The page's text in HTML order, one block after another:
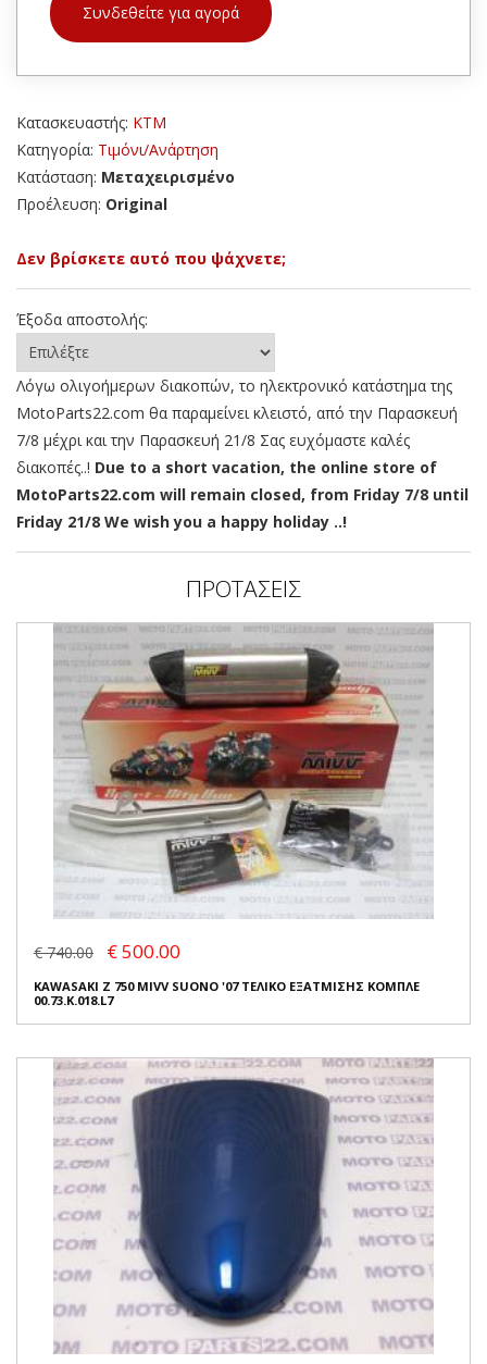
Συνδεθείτε για αγορά
Κατασκευαστής: KTM
Κατηγορία: Τιμόνι/Ανάρτηση
Κατάσταση: Μεταχειρισμένο
Προέλευση: Original
Δεν βρίσκετε αυτό που ψάχνετε;
Έξοδα αποστολής:
Λόγω ολιγοήμερων διακοπών, το ηλεκτρονικό κατάστημα της
MotoParts22.com θα παραμείνει κλειστό, από την Παρασκευή
7/8 μέχρι και την Παρασκευή 21/8 Σας ευχόμαστε καλές
διακοπές..! Due to a short vacation, the online store of
MotoParts22.com will remain closed, from Friday 7/8 until
Friday 21/8 We wish you a happy holiday ..!
ΠΡΟΤΑΣΕΙΣ
€ 740.00 € 500.00
KAWASAKI Z 750 MIVV SUONO '07 ΤΕΛΙΚΟ ΕΞΑΤΜΙΣΗΣ ΚΟΜΠΛΕ
00.73.K.018.L7